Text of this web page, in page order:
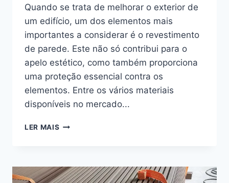
Quando se trata de melhorar o exterior de
um edifício, um dos elementos mais
importantes a considerar é o revestimento
de parede. Este não só contribui para o
apelo estético, como também proporciona
uma proteção essencial contra os
elementos. Entre os vários materiais
disponíveis no mercado...
LER MAIS REVESTIMENTO
EM
WPC: